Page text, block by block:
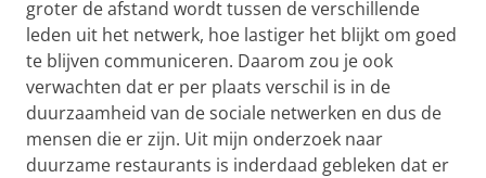
groter de afstand wordt tussen de verschillende
leden uit het netwerk, hoe lastiger het blijkt om goed
te blijven communiceren. Daarom zou je ook
verwachten dat er per plaats verschil is in de
duurzaamheid van de sociale netwerken en dus de
mensen die er zijn. Uit mijn onderzoek naar
duurzame restaurants is inderdaad gebleken dat er